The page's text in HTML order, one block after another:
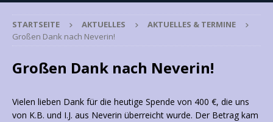
STARTSEITE AKTUELLES
AKTUELLES & TERMINE
Großen Dank nach Neverin!
Großen Dank nach Neverin!
Vielen lieben Dank für die heutige Spende von 400 €, die uns
von K.B. und I.J. aus Neverin überreicht wurde. Der Betrag kam